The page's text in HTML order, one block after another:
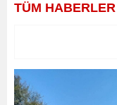
TÜM HABERLER